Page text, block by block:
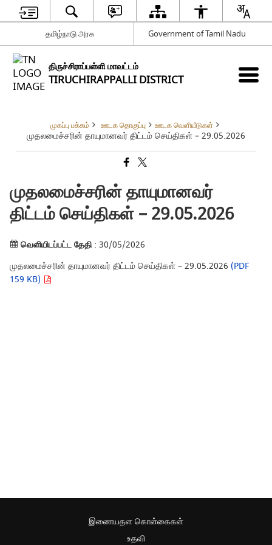
தமிழ்நாடு அரசு Government of Tamil Nadu
திருச்சிராப்பள்ளி மாவட்டம்
TIRUCHIRAPPALLI DISTRICT
முகப்பு பக்கம் ஊடக தொகுப்பு ஊடக வெளியீடுகள்
முதலமைச்சரின் தாயுமானவர் திட்டம் செய்திகள் – 29.05.2026
முதலமைச்சரின் தாயுமானவர்
திட்டம் செய்திகள் – 29.05.2026
வெளியிடப்பட்ட தேதி: 30/05/2026
முதலமைச்சரின் தாயுமானவர் திட்டம் செய்திகள் – 29.05.2026 (PDF
159 KB)
இணையதள கொள்கைகள்
உதவி